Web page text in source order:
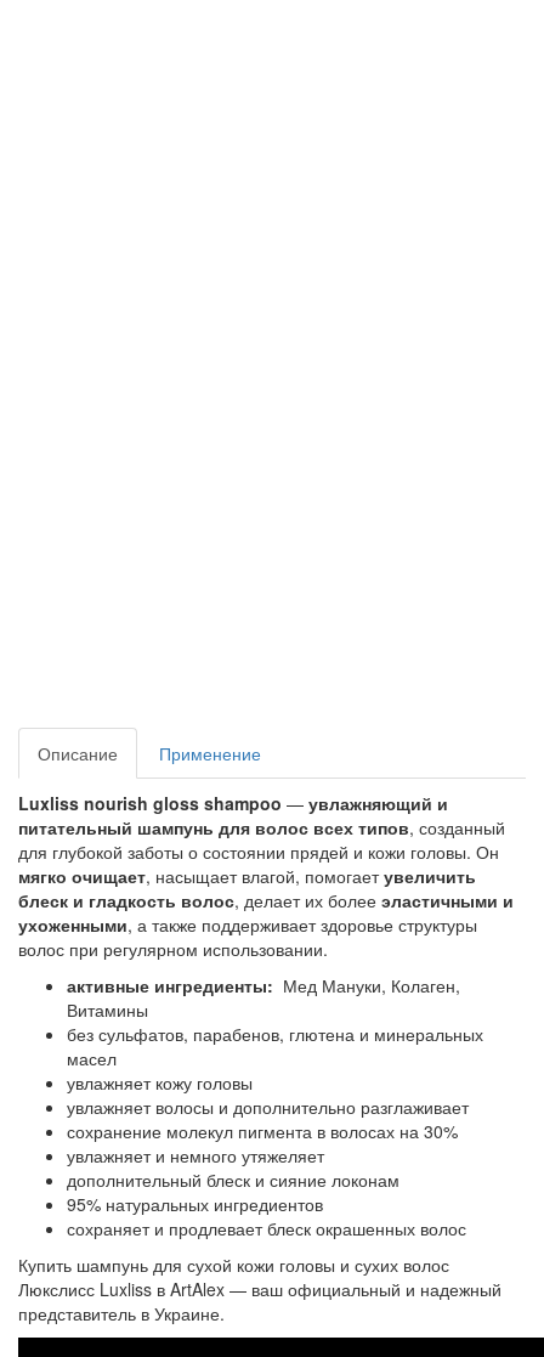
Описание Применение
Luxliss nourish gloss shampoo — увлажняющий и
питательный шампунь для волос всех типов, созданный
для глубокой заботы о состоянии прядей и кожи головы. Он
мягко очищает, насыщает влагой, помогаетувеличить
блеск и гладкость волос, делает их более эластичными и
ухоженными, а также поддерживает здоровье структуры
волос при регулярном использовании.
активные ингредиенты: Мед Мануки, Колаген,
Витамины
без сульфатов, парабенов, глютена и минеральных
масел
увлажняет кожу головы
увлажняет волосы и дополнительно разглаживает
сохранение молекул пигмента в волосах на 30%
увлажняет и немного утяжеляет
дополнительный блеск и сияние локонам
95% натуральных ингредиентов
сохраняет и продлевает блеск окрашенных волос
Купить шампунь для сухой кожи головы и сухих волос
Люкслисс Luxliss в ArtAlex — ваш официальный и надежный
представитель в Украине.